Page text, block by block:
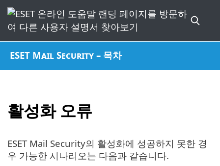
ESET Mail Security – 목차
활성화 오류
ESET Mail Security의 활성화에 성공하지 못한 경
우 가능한 시나리오는 다음과 같습니다.